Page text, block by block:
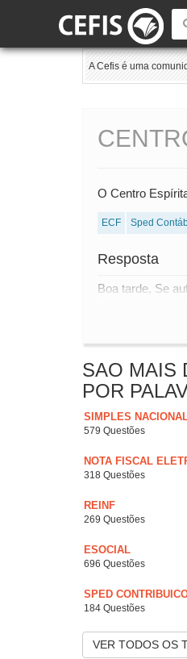
A Cefis é uma
O Centro
ECF Sped
Resposta
Boa tarde, Se
SAO MAIS
POR
SIMPLES
579 Questões
NOTA FISCAL
318 Questões
REINF
269 Questões
ESOCIAL
696 Questões
SPED
184 Questões
VER TODOS OS